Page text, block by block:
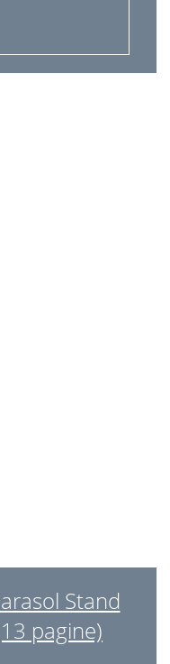
Stand
pagine)